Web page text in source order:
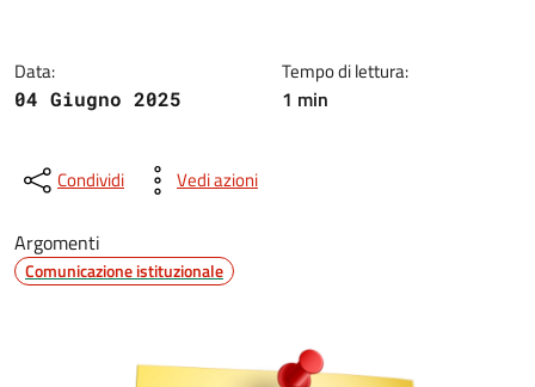
Data:
04 Giugno 2025
Tempo di lettura:
1 min
Condividi Vedi azioni
Argomenti
Comunicazione istituzionale